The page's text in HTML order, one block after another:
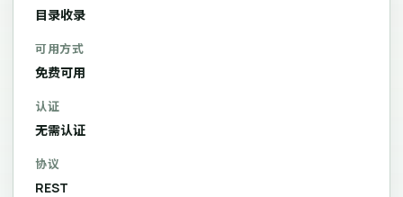
目录收录
可用方式
免费可用
认证
无需认证
协议
REST